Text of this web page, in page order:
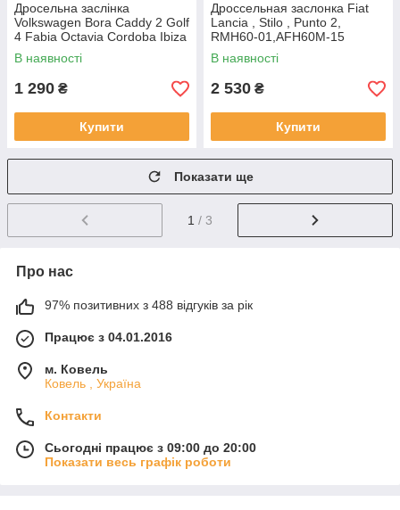
Дросельна заслінка
Volkswagen Bora Caddy 2 Golf
4 Fabia Octavia Cordoba Ibiza
Leon Toledo 1.2 1.4
036133062B
В наявності
1 290 ₴
Купити
Дроссельная заслонка Fiat
Lancia , Stilo , Punto 2,
RMH60-01,AFH60M-15
В наявності
2 530 ₴
Купити
Показати ще
1 / 3
Про нас
97% позитивних з 488 відгуків за рік
Працює з 04.01.2016
м. Ковель
Ковель , Україна
Контакти
Сьогодні працює з 09:00 до 20:00
Показати весь графік роботи